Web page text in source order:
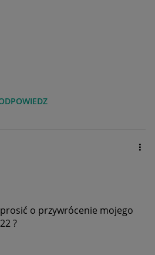
o przywrócenie mojego
?